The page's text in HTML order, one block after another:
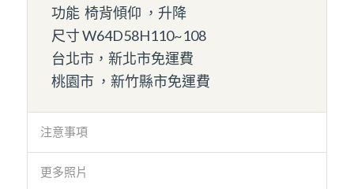
功能 椅背傾仰 ，升降
尺寸 W64D58H110~108
台北市，新北市免運費
桃園市 ，新竹縣市免運費
注意事項
更多照片